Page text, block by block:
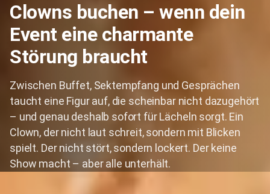
Clowns buchen – wenn dein
Event eine charmante
Störung braucht
Zwischen Buffet, Sektempfang und Gesprächen
taucht eine Figur auf, die scheinbar nicht dazugehört
– und genau deshalb sofort für Lächeln sorgt. Ein
Clown, der nicht laut schreit, sondern mit Blicken
spielt. Der nicht stört, sondern lockert. Der keine
Show macht – aber alle unterhält.